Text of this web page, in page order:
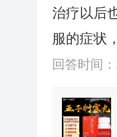
治疗以后
服的症状
回答时间